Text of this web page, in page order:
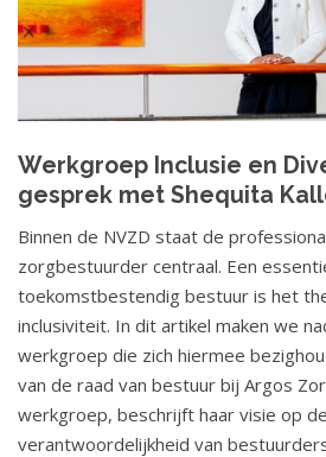
Werkgroep Inclusie en
gesprek met Shequita
Binnen de NVZD staat de
zorgbestuurder centraal. Een
toekomstbestendig bestuur is het
inclusiviteit. In dit artikel maken we
werkgroep die zich hiermee
van de raad van bestuur bij Argos
werkgroep, beschrijft haar visie op
verantwoordelijkheid van